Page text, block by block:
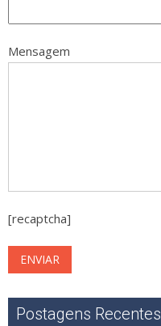
Mensagem
[recaptcha]
Postagens Recentes